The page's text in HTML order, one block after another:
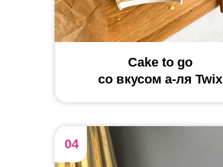
Cake to go
cо вкусом а-ля Twix
04